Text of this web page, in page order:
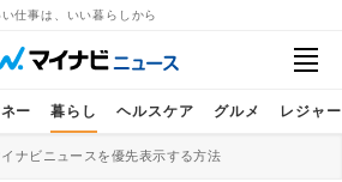
い仕事は、いい暮らしから
ー 暮らし ヘルスケア グルメ レジャー
ナビニュースを優先表示する方法